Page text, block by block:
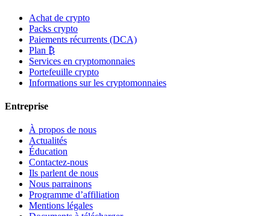
Achat de crypto
Packs crypto
Paiements récurrents (DCA)
Plan ₿
Services en cryptomonnaies
Portefeuille crypto
Informations sur les cryptomonnaies
Entreprise
À propos de nous
Actualités
Éducation
Contactez-nous
Ils parlent de nous
Nous parrainons
Programme d’affiliation
Mentions légales